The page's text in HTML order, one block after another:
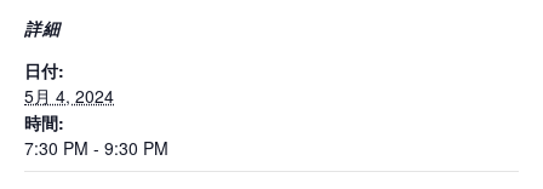
詳細
日付:
5月 4, 2024
時間:
7:30 PM - 9:30 PM